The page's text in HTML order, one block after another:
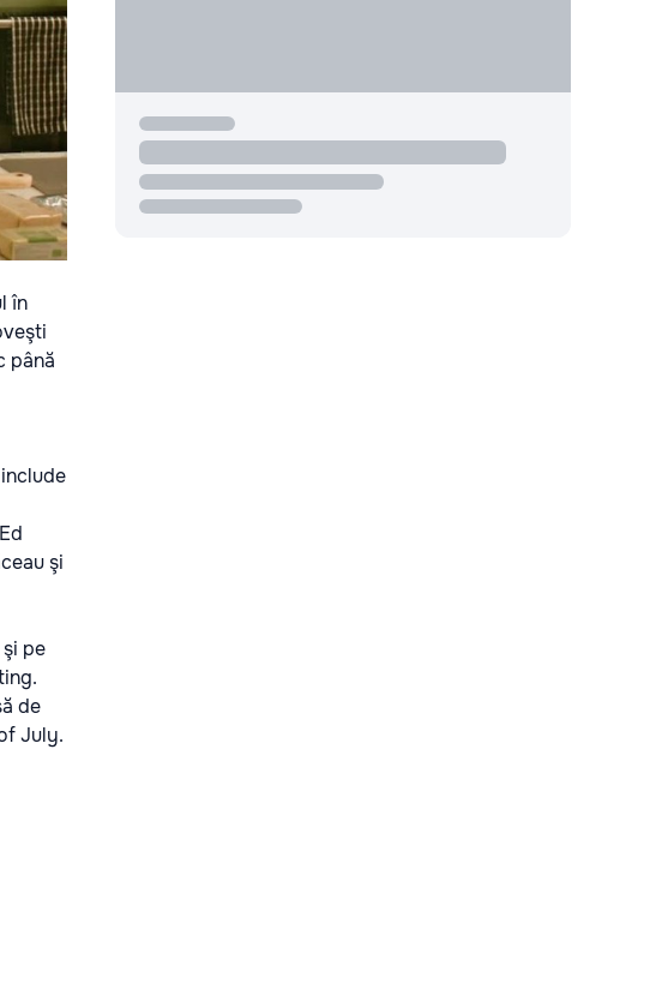
în
până
şi
pe
de
July.